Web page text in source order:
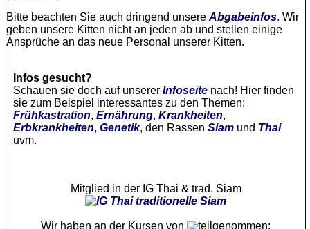
Bitte beachten Sie auch dringend unsere Abgabeinfos. Wir
geben unsere Kitten nicht an jeden ab und stellen einige
Ansprüche an das neue Personal unserer Kitten.
Infos gesucht?
Schauen sie doch auf unserer Infoseite nach! Hier finden
sie zum Beispiel interessantes zu den Themen:
Frühkastration, Ernährung, Krankheiten,
Erbkrankheiten, Genetik, den Rassen Siam und Thai
uvm.
Mitglied in der IG Thai & trad. Siam
Wir haben an der Kursen von teilgenommen: